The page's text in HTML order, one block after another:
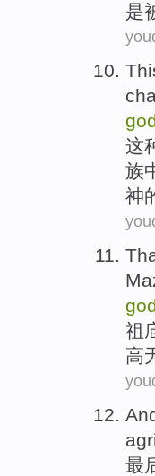
是
这
族
神
祖
高
最